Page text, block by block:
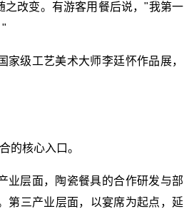
之改变。有游客用餐后说，"我第一
级工艺美术大师李廷怀作品展，
的核心入口。
业层面，陶瓷餐具的合作研发与部
第三产业层面，以宴席为起点，延